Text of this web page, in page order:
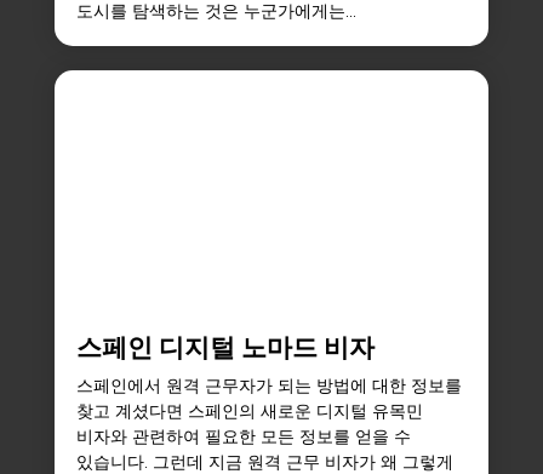
도시를 탐색하는 것은 누군가에게는...
스페인 디지털 노마드 비자
스페인에서 원격 근무자가 되는 방법에 대한 정보를
찾고 계셨다면 스페인의 새로운 디지털 유목민
비자와 관련하여 필요한 모든 정보를 얻을 수
있습니다. 그런데 지금 원격 근무 비자가 왜 그렇게